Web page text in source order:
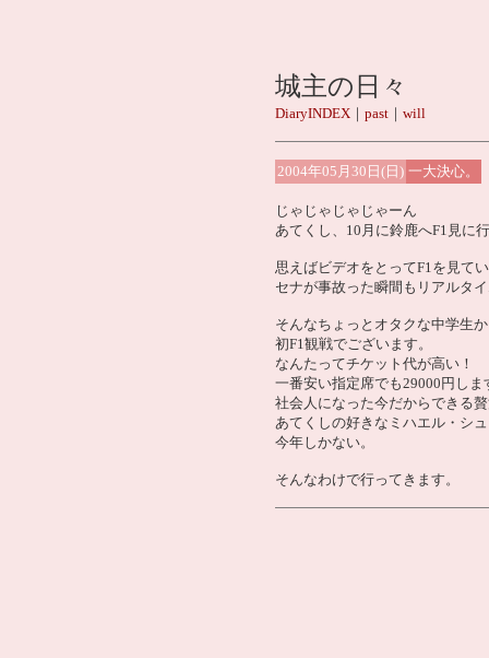
城主の日々
DiaryINDEX ｜ past ｜ will
2004年05月30日(日) 一大決心。
じゃじゃじゃじゃーん
あてくし、10月に鈴鹿へF1見に
思えばビデオをとってF1を見て
セナが事故った瞬間もリアルタ
そんなちょっとオタクな中学生
初F1観戦でございます。
なんたってチケット代が高い！
一番安い指定席でも29000円し
社会人になった今だからできる
あてくしの好きなミハエル・シ
今年しかない。
そんなわけで行ってきます。